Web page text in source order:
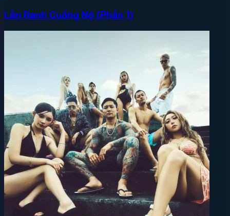
Lằn Ranh Cuồng Nộ (Phần 1)